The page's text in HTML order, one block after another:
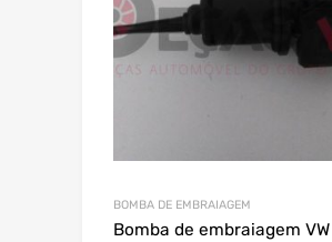
BOMBA DE EMBRAIAGEM
Bomba de embraiagem VW